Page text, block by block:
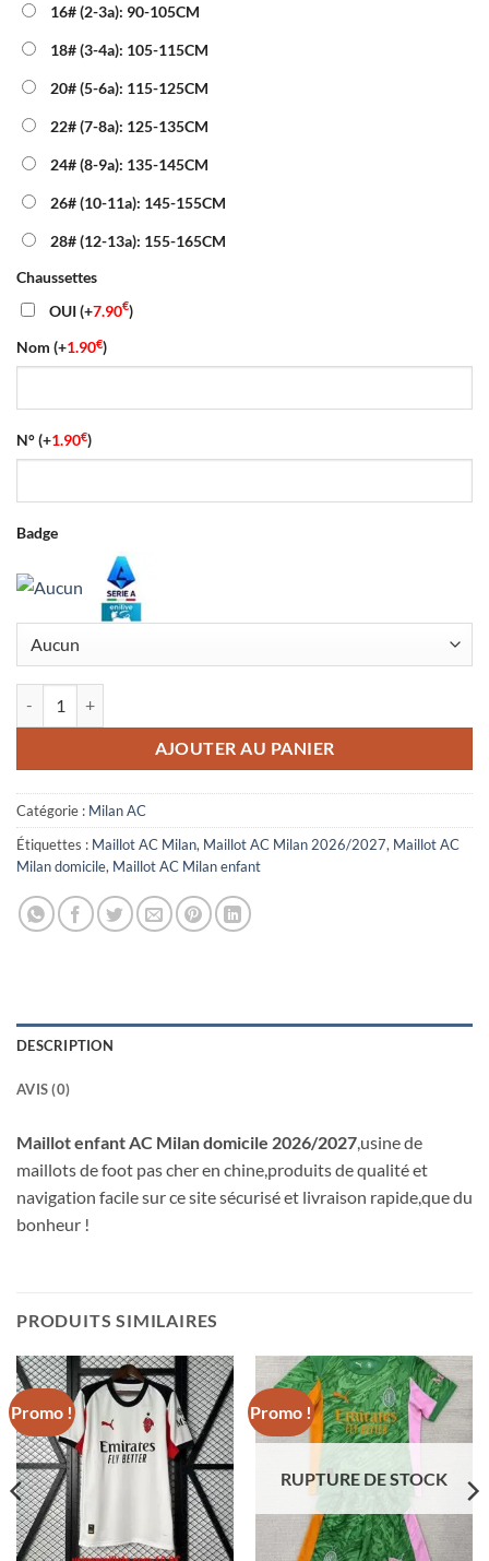
était :
40.00€.
est :
16.90€.
16# (2-3a): 90-105CM
18# (3-4a): 105-115CM
20# (5-6a): 115-125CM
22# (7-8a): 125-135CM
24# (8-9a): 135-145CM
26# (10-11a): 145-155CM
28# (12-13a): 155-165CM
Chaussettes
OUI(+7.90€)
Nom (+1.90€)
N°(+1.90€)
Badge
quantité de Maillot Enfant AC Milan Domicile 2026/2027
AJOUTER AU PANIER
Catégorie : Milan AC
Étiquettes : Maillot AC Milan, Maillot AC Milan 2026/2027, Maillot AC
Milan domicile, Maillot AC Milan enfant
DESCRIPTION
AVIS (0)
Maillot enfant AC Milan domicile 2026/2027 ,usine de
maillots de foot pas cher en chine,produits de qualité et
navigation facile sur ce site sécurisé et livraison rapide,que du
bonheur !
PRODUITS SIMILAIRES
Promo ! Promo !
RUPTURE DE STOCK